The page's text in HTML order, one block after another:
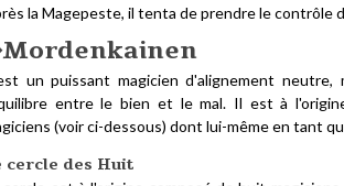
la Magepeste, il tenta de prendre le contrôle
Mordenkainen
un puissant magicien d'alignement neutre,
entre le bien et le mal. Il est à
(voir ci-dessous) dont lui-même en tant
cercle des Huit